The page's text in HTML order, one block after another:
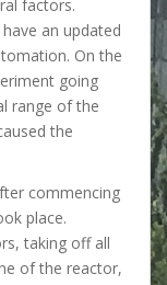
factors.
an updated
On the
going
range of the
the
commencing
place.
taking off all
of the reactor,